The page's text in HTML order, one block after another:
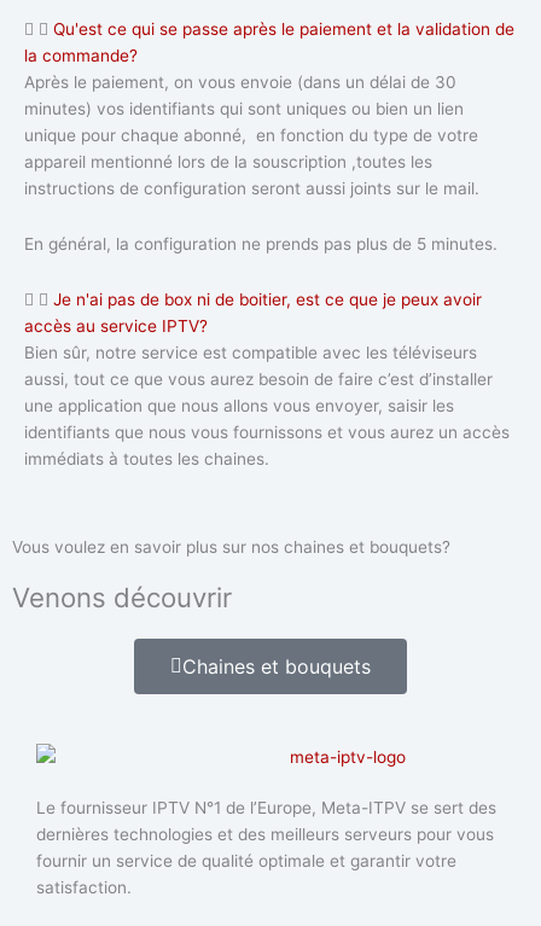
Qu'est ce qui se passe après le paiement et la validation de
la commande?
Après le paiement, on vous envoie (dans un délai de 30
minutes) vos identifiants qui sont uniques ou bien un lien
unique pour chaque abonné, en fonction du type de votre
appareil mentionné lors de la souscription ,toutes les
instructions de configuration seront aussi joints sur le mail.
En général, la configuration ne prends pas plus de 5 minutes.
Je n'ai pas de box ni de boitier, est ce que je peux avoir
accès au service IPTV?
Bien sûr, notre service est compatible avec les téléviseurs
aussi, tout ce que vous aurez besoin de faire c’est d’installer
une application que nous allons vous envoyer, saisir les
identifiants que nous vous fournissons et vous aurez un accès
immédiats à toutes les chaines.
Vous voulez en savoir plus sur nos chaines et bouquets?
Venons découvrir
Chaines et bouquets
Le fournisseur IPTV N°1 de l’Europe, Meta-ITPV se sert des
dernières technologies et des meilleurs serveurs pour vous
fournir un service de qualité optimale et garantir votre
satisfaction.